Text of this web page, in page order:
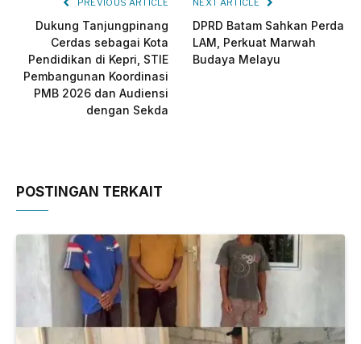
PREVIOUS ARTICLE
Dukung Tanjungpinang
Cerdas sebagai Kota
Pendidikan di Kepri, STIE
Pembangunan Koordinasi
PMB 2026 dan Audiensi
dengan Sekda
NEXT ARTICLE
DPRD Batam Sahkan Perda
LAM, Perkuat Marwah
Budaya Melayu
POSTINGAN TERKAIT